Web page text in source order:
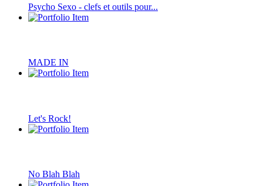
Psycho Sexo - clefs et outils pour...
MADE IN
Let's Rock!
No Blah Blah